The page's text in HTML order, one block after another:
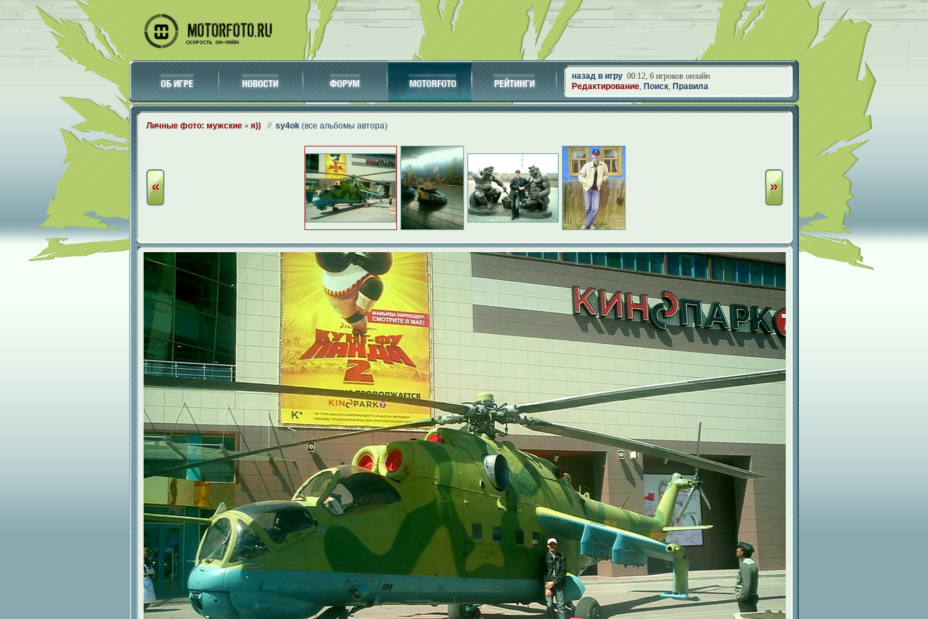
назад в игру 00:12, 6 игроков онлайн
Редактирование, Поиск, Правила
Личные фото: мужские » я)) // sy4ok (все альбомы автора)